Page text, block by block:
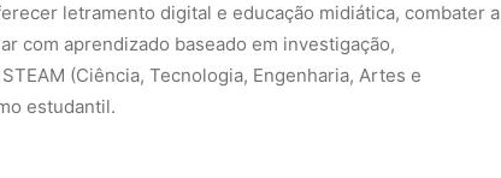
letramento digital e educação midiática, combater a
com aprendizado baseado em investigação,
(Ciência, Tecnologia, Engenharia, Artes e
estudantil.